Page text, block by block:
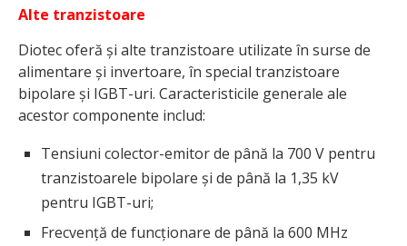
Alte tranzistoare
Diotec oferă și alte tranzistoare utilizate în surse de
alimentare și invertoare, în special tranzistoare
bipolare și IGBT-uri. Caracteristicile generale ale
acestor componente includ:
Tensiuni colector-emitor de până la 700 V pentru
tranzistoarele bipolare și de până la 1,35 kV
pentru IGBT-uri;
Frecvență de funcționare de până la 600 MHz